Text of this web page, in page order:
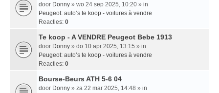
door Donny » wo 24 sep 2025, 10:20 » in
Peugeot: auto’s te koop - voitures à vendre
Reacties: 0
Te koop - A VENDRE Peugeot Bebe 1913
door Donny » do 10 apr 2025, 13:15 » in
Peugeot: auto’s te koop - voitures à vendre
Reacties: 0
Bourse-Beurs ATH 5-6 04
door Donny » za 22 mar 2025, 14:48 » in